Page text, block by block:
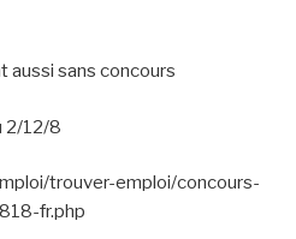
sans concours
2/12/8
trouver-emploi/concours-
fr.php